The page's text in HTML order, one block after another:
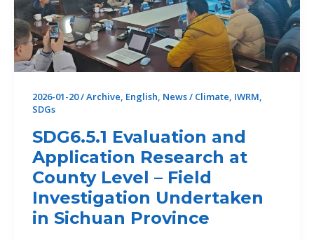
2026-01-20/Archive, English, News/ Climate, IWRM,
SDGs
SDG6.5.1 Evaluation and
Application Research at
County Level – Field
Investigation Undertaken
in Sichuan Province